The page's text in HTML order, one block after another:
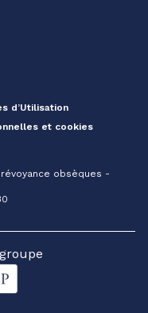
d’Utilisation
et cookies
obsèques -